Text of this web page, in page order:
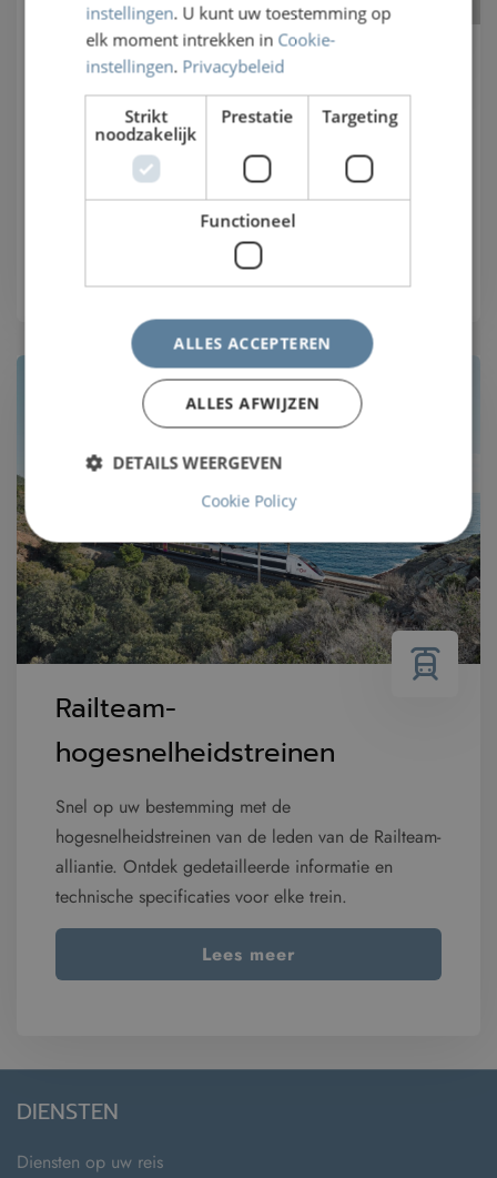
Routekaart
Ontdek meer over het hogesnelheidsnetwerk van
Railteam in Europa. De kaart toont ook stations
waar een lounge is.
Lees meer
Railteam-
hogesnelheidstreinen
Snel op uw bestemming met de
hogesnelheidstreinen van de leden van de Railteam-
alliantie. Ontdek gedetailleerde informatie en
technische specificaties voor elke trein.
Lees meer
DIENSTEN
Diensten op uw reis
instellingen. U kunt uw toestemming op
elk moment intrekken in Cookie-
instellingen. Privacybeleid
Strikt
noodzakelijk
Prestatie Targeting
Functioneel
ALLES ACCEPTEREN
ALLES AFWIJZEN
DETAILS WEERGEVEN
Cookie Policy